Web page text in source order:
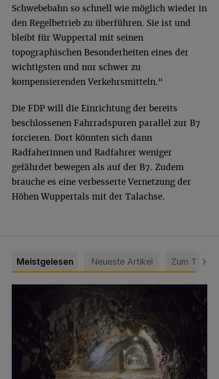
Schwebebahn so schnell wie möglich wieder in
den Regelbetrieb zu überführen. Sie ist und
bleibt für Wuppertal mit seinen
topographischen Besonderheiten eines der
wichtigsten und nur schwer zu
kompensierenden Verkehrsmitteln.“
Die FDP will die Einrichtung der bereits
beschlossenen Fahrradspuren parallel zur B7
forcieren. Dort könnten sich dann
Radfaherinnen und Radfahrer weniger
gefährdet bewegen als auf der B7. Zudem
brauche es eine verbesserte Vernetzung der
Höhen Wuppertals mit der Talachse.
Meistgelesen Neueste Artikel Zum Thema